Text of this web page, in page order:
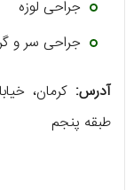
جراحی لوزه
جراحی سر و
آدرس: کرمان،
طبقه پنجم